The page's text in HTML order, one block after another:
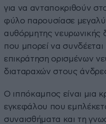
για να ανταποκριθούν
φύλο παρουσίασε
αυθόρμητης νευρωνικής
που μπορεί να
επικράτηση ορισμένων
διαταραχών στους
Ο ιππόκαμπος είναι μια
εγκεφάλου που
συναισθήματα και τη